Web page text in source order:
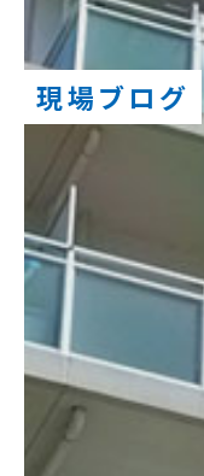
現場ブログ